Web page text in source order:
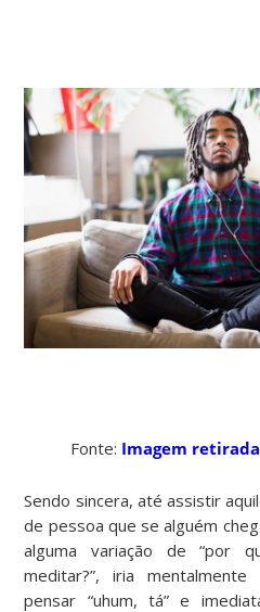
Fonte: Imagem
Sendo sincera, até assistir
de pessoa que se alguém
alguma variação de “por
meditar?”, iria
pensar “uhum, tá” e